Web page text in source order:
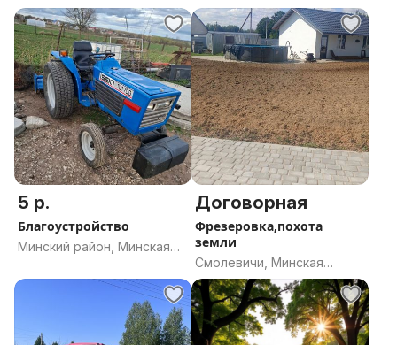
Брестская область
5 р.
Благоустройство
Минский район, Минская
Договорная
Фрезеровка,похота
земли
Смолевичи, Минская
область